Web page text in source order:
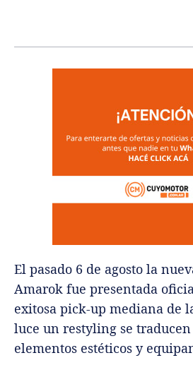
El pasado 6 de agosto la
Amarok fue presentada
exitosa pick-up mediana de
luce un restyling se
elementos estéticos y